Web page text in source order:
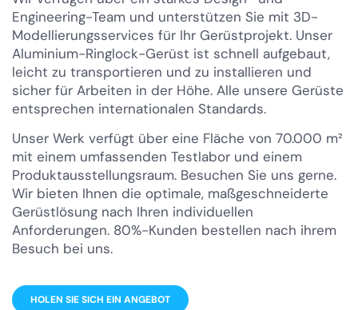
Engineering-Team und unterstützen Sie mit 3D-
Modellierungsservices für Ihr Gerüstprojekt. Unser
Aluminium-Ringlock-Gerüst ist schnell aufgebaut,
leicht zu transportieren und zu installieren und
sicher für Arbeiten in der Höhe. Alle unsere Gerüste
entsprechen internationalen Standards.
Unser Werk verfügt über eine Fläche von 70.000 m²
mit einem umfassenden Testlabor und einem
Produktausstellungsraum. Besuchen Sie uns gerne.
Wir bieten Ihnen die optimale, maßgeschneiderte
Gerüstlösung nach Ihren individuellen
Anforderungen. 80%-Kunden bestellen nach ihrem
Besuch bei uns.
HOLEN SIE SICH EIN ANGEBOT